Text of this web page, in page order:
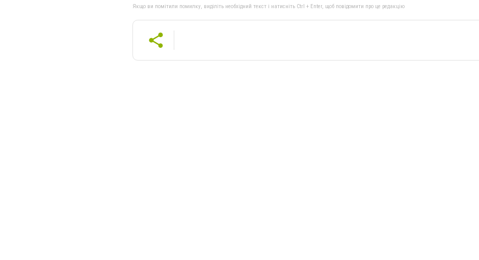
Якщо ви помітили помилку, виділіть необхідний текст і натисніть Ctrl + Enter, щоб повідомити про це редакцію